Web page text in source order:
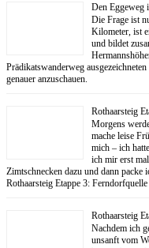
Den Eggeweg
Die Frage ist
Kilometer, ist
und bildet
Prädikatswanderweg
genauer anzuschauen.
Rothaarsteig
Morgens
mache leise
mich – ich
ich mir erst
Zimtschnecken dazu und dann
Rothaarsteig Etappe 3:
Rothaarsteig
Nachdem ich
unsanft vom